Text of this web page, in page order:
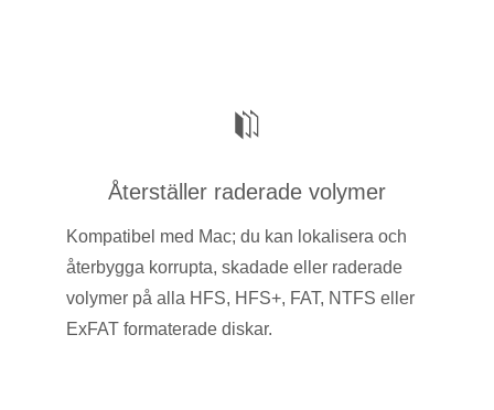
Återställer raderade volymer
Kompatibel med Mac; du kan lokalisera och
återbygga korrupta, skadade eller raderade
volymer på alla HFS, HFS+, FAT, NTFS eller
ExFAT formaterade diskar.